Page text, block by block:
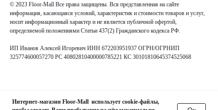
Интернет-магазин Floor-Mall использует cookie-файлы,
© 2023 Floor-Mall Все права защищены. Вся представленная на сайте
информация, касающаяся условий, характеристик и стоимости товаров и услуг,
носит информационный характер и не является публичной офертой,
определяемой положениями Статьи 437(2) Гражданского кодекса РФ.
ИП Иванов Алексей Игоревич ИНН 672203951937 ОГРН/ОГРНИП
325774600057270 РС 40802810400000785221 КС 30101810645374525068